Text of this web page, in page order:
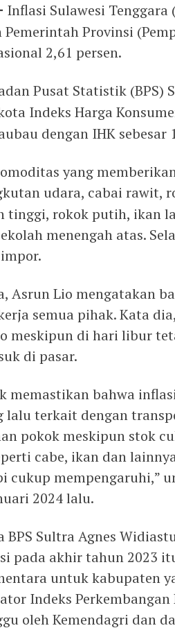
Inflasi Sulawesi Tenggara
Provinsi
2,61 persen.
Pusat Statistik (BPS)
Indeks Harga
dengan IHK sebesar
yang
udara, cabai rawit,
tinggi, rokok putih, ikan
menengah atas.
Asrun Lio mengatakan
semua pihak. Kata
meskipun di hari libur
di pasar.
memastikan bahwa
lalu terkait dengan
pokok meskipun stok
cabe, ikan dan
mempengaruhi,”
2024 lalu.
BPS Sultra Agnes
pada akhir tahun 2023
untuk kabupaten
Indeks Perkembangan
oleh Kemendagri dan